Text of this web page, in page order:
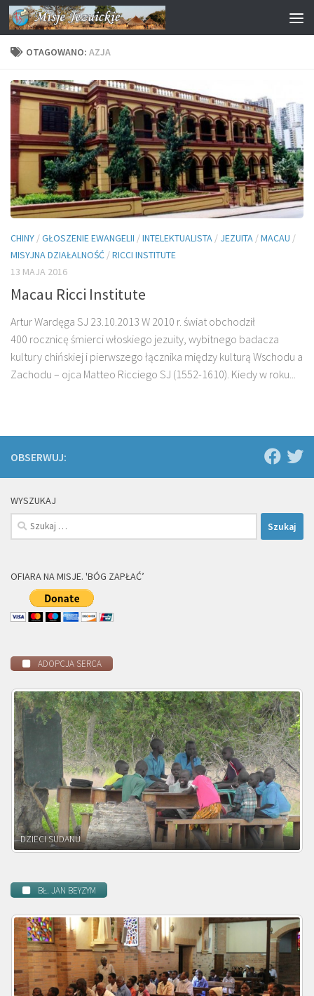
Przejdź do treści
OTAGOWANO: AZJA
CHINY /GŁOSZENIE EWANGELII /INTELEKTUALISTA / JEZUITA /MACAU /
MISYJNA DZIAŁALNOŚĆ /RICCI INSTITUTE
13 MAJA 2016
Macau Ricci Institute
Artur Wardęga SJ 23.10.2013 W 2010 r. świat obchodził
400 rocznicę śmierci włoskiego jezuity, wybitnego badacza
kultury chiń­skiej i pierwszego łącznika między kulturą Wschodu a
Zachodu – ojca Matteo Ricciego SJ (1552-1610). Kiedy w roku...
OBSERWUJ:
WYSZUKAJ
Szukaj:
OFIARA NA MISJE. 'BÓG ZAPŁAĆ’
ADOPCJA SERCA
DZIECI ZAMBII
BŁ. JAN BEYZYM